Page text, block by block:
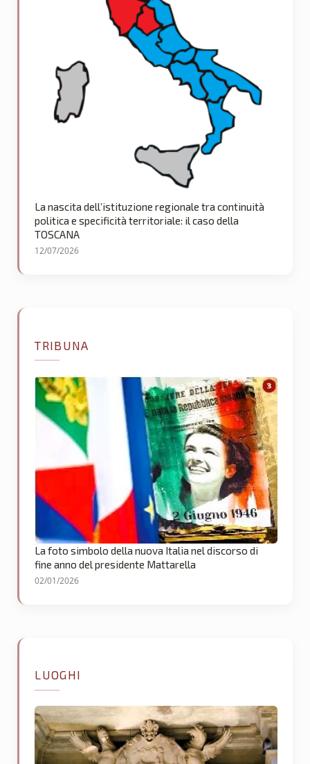
La nascita dell’istituzione regionale tra continuità
politica e specificità territoriale: il caso della
TOSCANA
12/07/2026
TRIBUNA
La foto simbolo della nuova Italia nel discorso di
fine anno del presidente Mattarella
02/01/2026
LUOGHI